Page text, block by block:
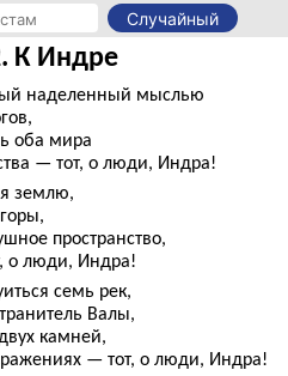
Случайный
К Индре
наделенный мыслью
оба мира
— тот, о люди, Индра!
землю,
пространство,
о люди, Индра!
семь рек,
Валы,
камней,
— тот, о люди, Индра!